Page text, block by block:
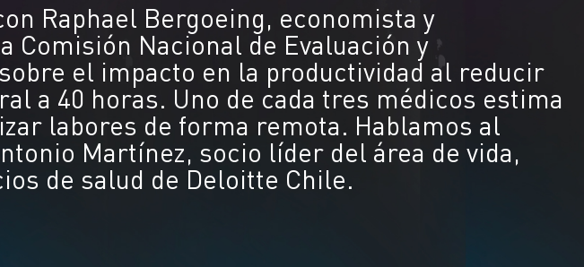
Raphael Bergoeing, economista y
Comisión Nacional de Evaluación y
el impacto en la productividad al reducir
a 40 horas. Uno de cada tres médicos estima
labores de forma remota. Hablamos al
Martínez, socio líder del área de vida,
de salud de Deloitte Chile.